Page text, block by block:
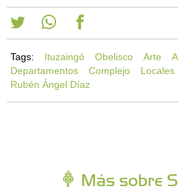
Tags: Ituzaingó Obelisco Arte
Departamentos
Complejo Locales
Rubén Ángel Díaz
Más sobre